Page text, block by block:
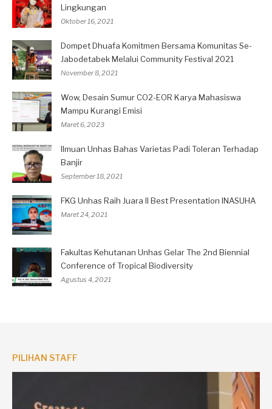
Lingkungan
Oktober 16, 2021
Dompet Dhuafa Komitmen Bersama Komunitas Se-
Jabodetabek Melalui Community Festival 2021
November 8, 2021
Wow, Desain Sumur CO2-EOR Karya Mahasiswa
Mampu Kurangi Emisi
Maret 6, 2023
Ilmuan Unhas Bahas Varietas Padi Toleran Terhadap
Banjir
September 18, 2021
FKG Unhas Raih Juara II Best Presentation INASUHA
Maret 24, 2021
Fakultas Kehutanan Unhas Gelar The 2nd Biennial
Conference of Tropical Biodiversity
Agustus 4, 2021
PILIHAN STAFF